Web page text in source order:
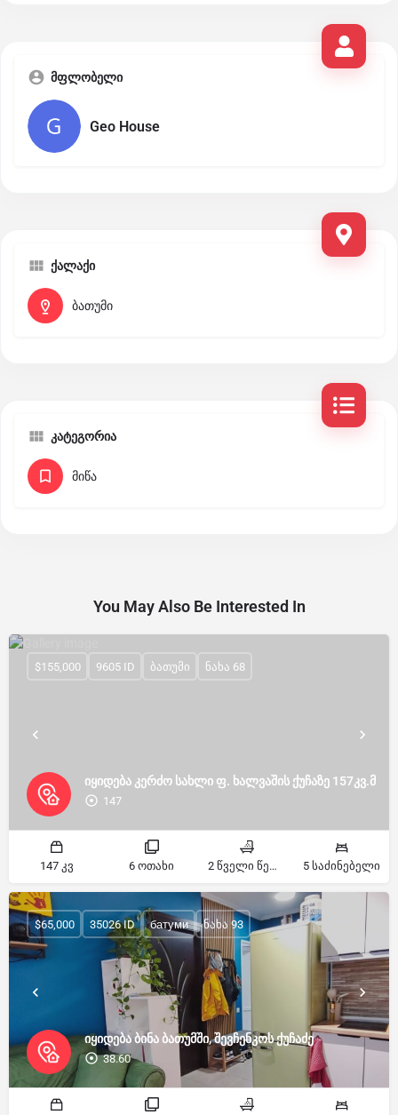
მფლობელი
Geo House
ქალაქი
ბათუმი
კატეგორია
მიწა
You May Also Be Interested In
იყიდება კერძო სახლი ფ. ხალვაშის ქუჩაზე 157კვ.მ
147
$155,000 9605 ID ბათუმი ნახა 68
147 კვ 6 ოთახი 2 წველი წერტილი 5 საძინებელი
იყიდება ბინა ბათუმში, შევჩენკოს ქუჩაძე
38.60
$65,000 35026 ID батуми ნახა 93